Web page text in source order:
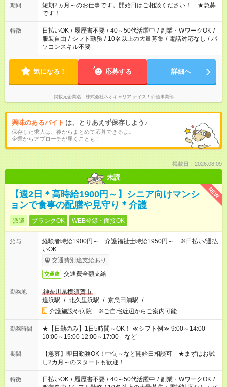
ただけます！ 【シフト固定もOK】★家庭の都合でお休みが必要
な場合も遠慮なくご相談ください。 ※週最低15時間以上の勤務
が必要です
期間
短期2ヵ月～のお仕事です。開始日はご相談ください！ ★急募
です！
特徴 日払いOK / 履歴書不要 / 40～50代活躍中 / 副業・WワークOK /
服装自由 / シフト勤務 / 10名以上の大量募集 / 電話対応なし / パ
ソコンスキル不要
気になる！ 応募する 詳細へ
掲載元企業名 株式会社ネオキャリア ナイス！介護事業部
興味のあるバイト は、とりあえず保存しよう♪
保存した求人は、後からまとめて応募できるよ。
企業からアプローチが届くことも！
掲載日：2026.08.09
未読
NEW
【週2日＊高時給1900円～】シニア向けマンシ
ョンで食事の配膳や見守り＊介護
派遣 ブランクOK WEB登録・面接OK
給与
経験者時給1900円～ 介護福祉士時給1950円～ ※日払い/週払
いOK
交通費別途支給あり
交通費 交通費全額支給
勤務地
神奈川県横須賀市
追浜駅 / 北久里浜駅 / 京急田浦駅 / …
介護施設や病院 ※ご自宅近辺からご案内可能
勤務時間
★【日勤のみ】1日5時間～OK！ ≪シフト例≫ 9:00～14:00
10:00～15:00 12:00～17:00 など
期間
【急募】即日勤務OK！中旬～など開始日相談可 ★まずはお試
し2カ月～のスタートも歓迎！
特徴 日払いOK / 履歴書不要 / 40～50代活躍中 / 副業・WワークOK /